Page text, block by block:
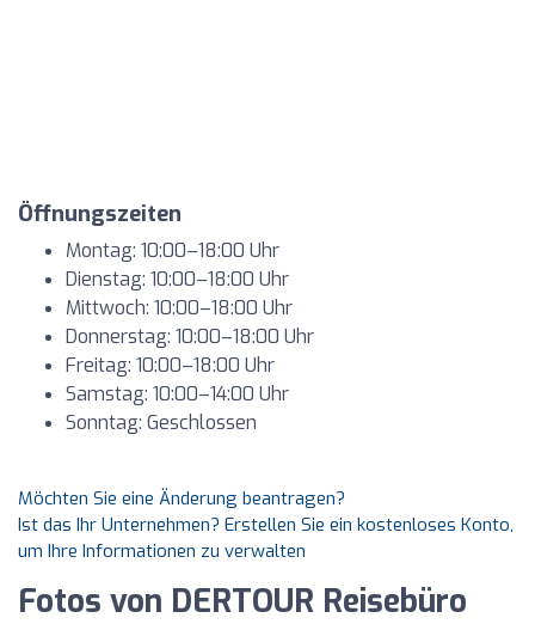
Öffnungszeiten
Montag: 10:00–18:00 Uhr
Dienstag: 10:00–18:00 Uhr
Mittwoch: 10:00–18:00 Uhr
Donnerstag: 10:00–18:00 Uhr
Freitag: 10:00–18:00 Uhr
Samstag: 10:00–14:00 Uhr
Sonntag: Geschlossen
Möchten Sie eine Änderung beantragen?
Ist das Ihr Unternehmen? Erstellen Sie ein kostenloses Konto,
um Ihre Informationen zu verwalten
Fotos von DERTOUR Reisebüro